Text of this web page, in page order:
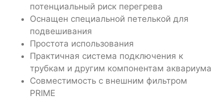
потенциальный риск перегрева
Оснащен специальной петелькой для
подвешивания
Простота использования
Практичная система подключения к
трубкам и другим компонентам аквариума
Совместимость с внешним фильтром
PRIME